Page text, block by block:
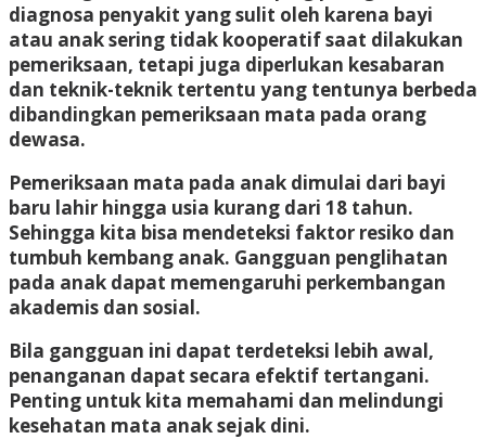
diagnosa penyakit yang sulit oleh karena bayi
atau anak sering tidak kooperatif saat dilakukan
pemeriksaan, tetapi juga diperlukan kesabaran
dan teknik-teknik tertentu yang tentunya berbeda
dibandingkan pemeriksaan mata pada orang
dewasa.
Pemeriksaan mata pada anak dimulai dari bayi
baru lahir hingga usia kurang dari 18 tahun.
Sehingga kita bisa mendeteksi faktor resiko dan
tumbuh kembang anak. Gangguan penglihatan
pada anak dapat memengaruhi perkembangan
akademis dan sosial.
Bila gangguan ini dapat terdeteksi lebih awal,
penanganan dapat secara efektif tertangani.
Penting untuk kita memahami dan melindungi
kesehatan mata anak sejak dini.